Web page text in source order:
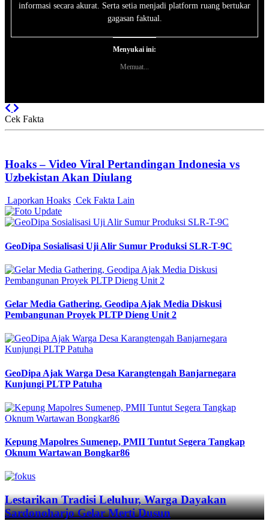
informasi secara akurat. Serta setia menjadi platform ruang bertukar
gagasan faktual.
Menyukai ini:
Memuat...
Previous
Cek Fakta
Hoaks – Video Viral Pertandingan Indonesia vs
Uzbekistan Akan Diulang
Laporkan Hoaks Cek Fakta Lain
GeoDipa Sosialisasi Uji Alir Sumur Produksi SLR-T-9C
Gelar Media Gathering, Geodipa Ajak Media Diskusi
Pembangunan Proyek PLTP Dieng Unit 2
GeoDipa Ajak Warga Desa Karangtengah Banjarnegara
Kunjungi PLTP Patuha
Kepung Mapolres Sumenep, PMII Tuntut Segera Tangkap
Oknum Wartawan Bongkar86
Previous
Next
Lestarikan Tradisi Leluhur, Warga Dayakan
Sardonoharjo Gelar Merti Dusun